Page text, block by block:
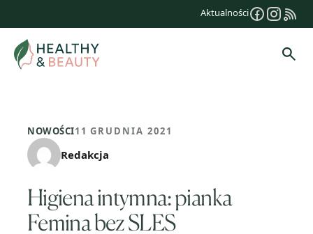
treści
Aktualności
NOWOŚCI11 GRUDNIA 2021
Redakcja
Higiena intymna: pianka
Femina bez SLES